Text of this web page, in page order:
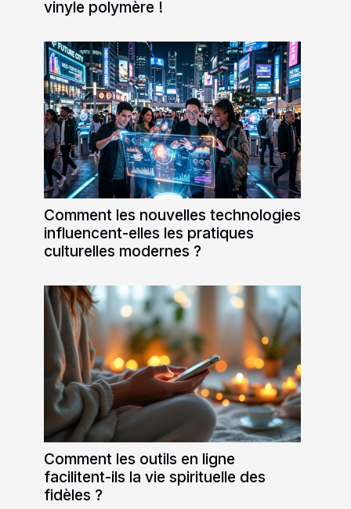
vinyle polymère !
Comment les nouvelles technologies
influencent-elles les pratiques
culturelles modernes ?
Comment les outils en ligne
facilitent-ils la vie spirituelle des
fidèles ?